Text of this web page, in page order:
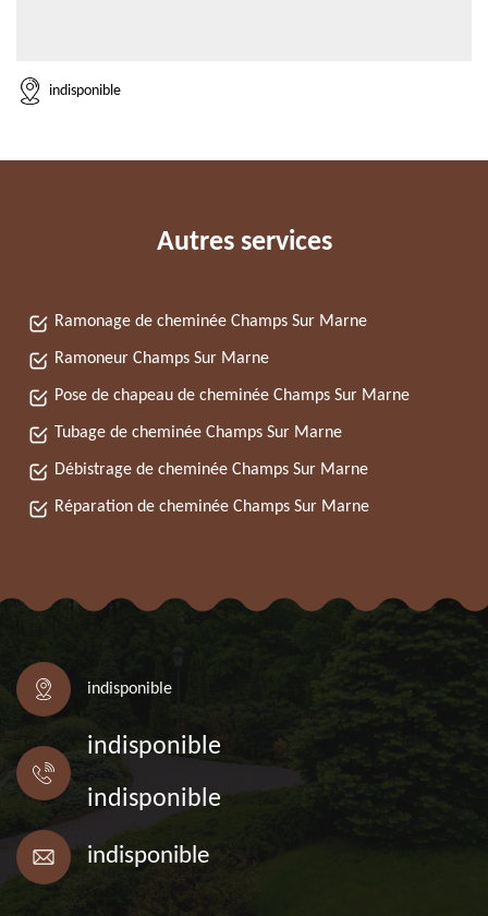
indisponible
Autres services
Ramonage de cheminée Champs Sur Marne
Ramoneur Champs Sur Marne
Pose de chapeau de cheminée Champs Sur Marne
Tubage de cheminée Champs Sur Marne
Débistrage de cheminée Champs Sur Marne
Réparation de cheminée Champs Sur Marne
indisponible
indisponible
indisponible
indisponible